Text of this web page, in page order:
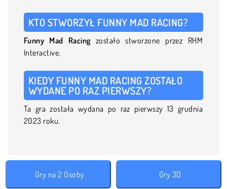
KTO STWORZYŁ FUNNY MAD RACING?
Funny Mad Racingzostało stworzone przez RHM
Interactive.
KIEDY FUNNY MAD RACING ZOSTAŁO
WYDANE PO RAZ PIERWSZY?
Ta gra została wydana po raz pierwszy 13 grudnia
2023 roku.
Gry na 2 Osoby Gry 3D